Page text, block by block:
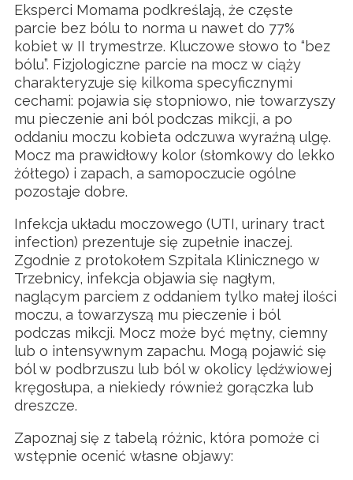
Eksperci Momama podkreślają, że częste
parcie bez bólu to norma u nawet do 77%
kobiet w II trymestrze. Kluczowe słowo to “bez
bólu”. Fizjologiczne parcie na mocz w ciąży
charakteryzuje się kilkoma specyficznymi
cechami: pojawia się stopniowo, nie towarzyszy
mu pieczenie ani ból podczas mikcji, a po
oddaniu moczu kobieta odczuwa wyraźną ulgę.
Mocz ma prawidłowy kolor (słomkowy do lekko
żółtego) i zapach, a samopoczucie ogólne
pozostaje dobre.
Infekcja układu moczowego (UTI, urinary tract
infection) prezentuje się zupełnie inaczej.
Zgodnie z protokołem Szpitala Klinicznego w
Trzebnicy, infekcja objawia się nagłym,
naglącym parciem z oddaniem tylko małej ilości
moczu, a towarzyszą mu pieczenie i ból
podczas mikcji. Mocz może być mętny, ciemny
lub o intensywnym zapachu. Mogą pojawić się
ból w podbrzuszu lub ból w okolicy lędźwiowej
kręgosłupa, a niekiedy również gorączka lub
dreszcze.
Zapoznaj się z tabelą różnic, która pomoże ci
wstępnie ocenić własne objawy: